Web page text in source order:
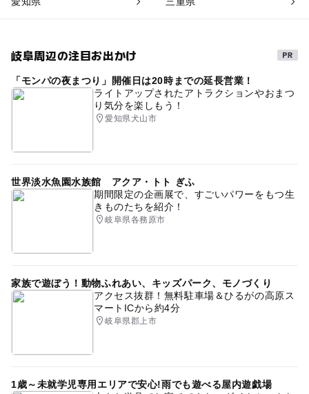
岐阜周辺の注目お出かけ
「モンパの夜まつり」開催日は20時までの延長営業！
ライトアップされたアトラクションやおまつ
り気分を楽しもう！
愛知県犬山市
世界淡水魚園水族館 アクア・トト ぎふ
期間限定の企画展で、すごいパワーをもつ生
きものたちを紹介！
岐阜県各務原市
家族で遊ぼう！動物ふれあい、キッズパーク、モノづくり
アクセス抜群！無料駐車場＆ひるがの高原ス
マートICから約4分
岐阜県郡上市
1歳～未就学児専用エリアで安心!雨でも遊べる屋内遊戯場